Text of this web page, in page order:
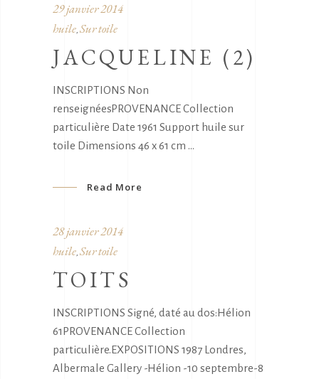
29 janvier 2014
huile, Sur toile
JACQUELINE (2)
INSCRIPTIONS Non
renseignéesPROVENANCE Collection
particulière Date 1961 Support huile sur
toile Dimensions 46 x 61 cm
Read More
28 janvier 2014
huile Sur toile
TOITS
INSCRIPTIONS Signé, daté au dos:Hélion
61PROVENANCE Collection
particulière.EXPOSITIONS 1987 Londres,
Albermale Gallery -Hélion -10 septembre-8